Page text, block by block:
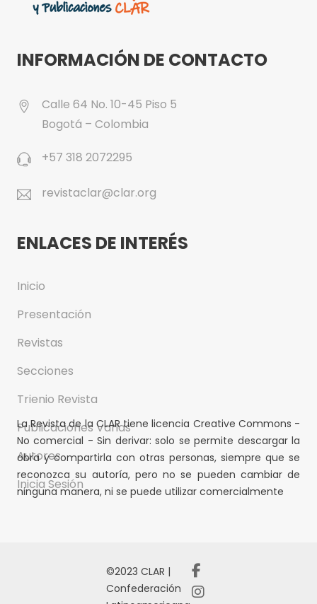
INFORMACIÓN DE CONTACTO
Calle 64 No. 10-45 Piso 5
Bogotá – Colombia
+57 318 2072295
revistaclar@clar.org
ENLACES DE INTERÉS
Inicio
Presentación
Revistas
Secciones
Trienio Revista
Publicaciones Varias
Autores
Inicia Sesión
La Revista de la CLAR tiene licencia Creative Commons -
No comercial - Sin derivar: solo se permite descargar la
obra y compartirla con otras personas, siempre que se
reconozca su autoría, pero no se pueden cambiar de
ninguna manera, ni se puede utilizar comercialmente
©2023 CLAR |
Confederación